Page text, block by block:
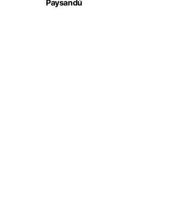
Paysandú